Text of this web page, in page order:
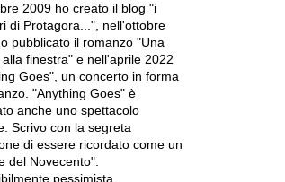
2009 ho creato il blog "i
di Protagora...", nell'ottobre
pubblicato il romanzo "Una
alla finestra" e nell'aprile 2022
Goes", un concerto in forma
"Anything Goes" è
anche uno spettacolo
Scrivo con la segreta
di essere ricordato come un
del Novecento".
pessimista.